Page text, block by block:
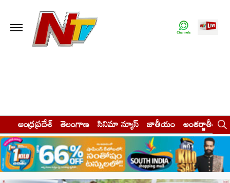
ఆంధ్రప్రదేశ్ తెలంగాణ సినిమా న్యూస్ జాతీయం అంతర్జాతీయం